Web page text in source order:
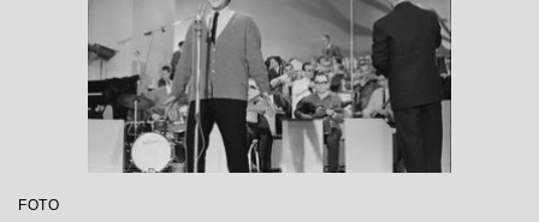
FOTO